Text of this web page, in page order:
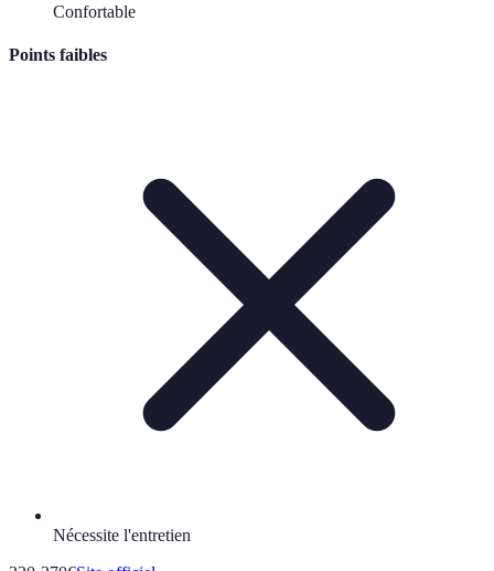
Confortable
Points faibles
Nécessite l'entretien